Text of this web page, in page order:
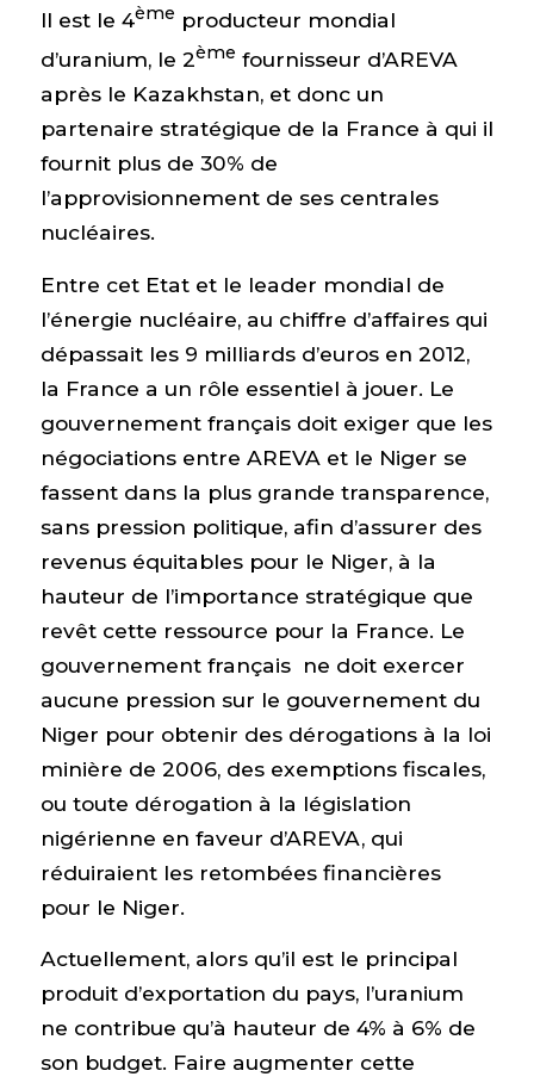
Il est le 4ème producteur mondial
d’uranium, le 2ème fournisseur d’AREVA
après le Kazakhstan, et donc un
partenaire stratégique de la France à qui il
fournit plus de 30% de
l’approvisionnement de ses centrales
nucléaires.
Entre cet Etat et le leader mondial de
l’énergie nucléaire, au chiffre d’affaires qui
dépassait les 9 milliards d’euros en 2012,
la France a un rôle essentiel à jouer. Le
gouvernement français doit exiger que les
négociations entre AREVA et le Niger se
fassent dans la plus grande transparence,
sans pression politique, afin d’assurer des
revenus équitables pour le Niger, à la
hauteur de l’importance stratégique que
revêt cette ressource pour la France. Le
gouvernement français ne doit exercer
aucune pression sur le gouvernement du
Niger pour obtenir des dérogations à la loi
minière de 2006, des exemptions fiscales,
ou toute dérogation à la législation
nigérienne en faveur d’AREVA, qui
réduiraient les retombées financières
pour le Niger.
Actuellement, alors qu’il est le principal
produit d’exportation du pays, l’uranium
ne contribue qu’à hauteur de 4% à 6% de
son budget. Faire augmenter cette